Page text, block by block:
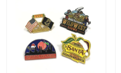
제품 소개
동영상